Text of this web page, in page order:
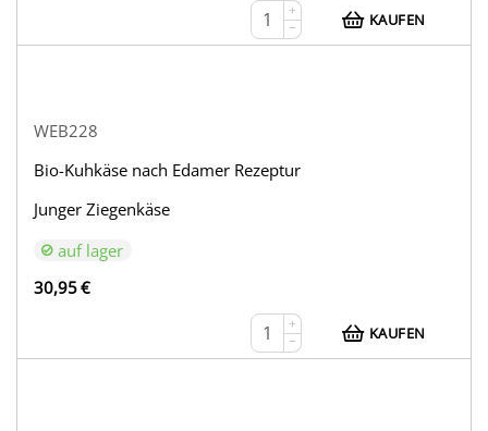
+
−
KAUFEN
WEB228
Bio-Kuhkäse nach Edamer Rezeptur
Junger Ziegenkäse
auf lager
30,95€
+
−
KAUFEN